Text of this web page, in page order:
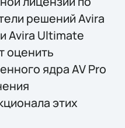
решений Avira
Avira Ultimate
оценить
ядра AV Pro
этих